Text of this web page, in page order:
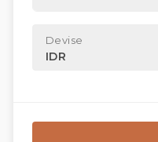
Devise
IDR